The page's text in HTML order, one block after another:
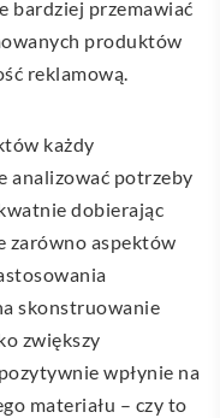
bardziej przemawiać
produktów
reklamową.
każdy
analizować potrzeby
dobierając
zarówno aspektów
skonstruowanie
zwiększy
wpłynie na
materiału – czy to